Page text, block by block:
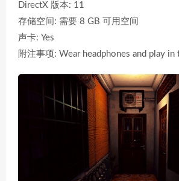
DirectX 版本: 11
存储空间: 需要 8 GB 可用空间
声卡: Yes
附注事项: Wear headphones and play in